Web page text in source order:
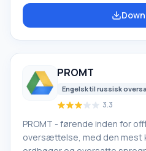
software, mistet på grund
tømning af papirkurven,
PROMT
Engelsk til russisk
3.3
PROMT - førende inden for
oversættelse, med den mest